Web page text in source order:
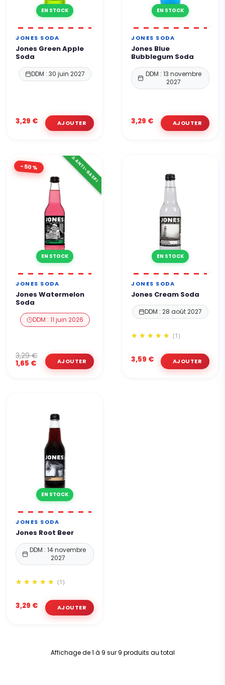
EN STOCK
JONES SODA
Jones Green Apple
Soda
DDM : 30 juin 2027
3,29 €
EN STOCK
JONES SODA
Jones Blue
Bubblegum Soda
DDM : 13 novembre
2027
3,29 €
-50%
EN STOCK
⚠️ ANTI-GASPI
JONES SODA
Jones Watermelon
Soda
DDM : 11 juin 2026
1,65 €
3,29 €
EN STOCK
JONES SODA
Jones Cream Soda
DDM : 28 août 2027
(1)
3,59 €
EN STOCK
JONES SODA
Jones Root Beer
DDM : 14 novembre
2027
(1)
3,29 €
Affichage de 1 à 9 sur 9 produits au total